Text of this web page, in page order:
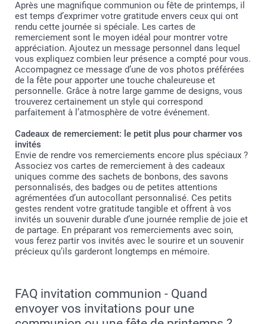
Après une magnifique communion ou fête de printemps, il
est temps d’exprimer votre gratitude envers ceux qui ont
rendu cette journée si spéciale. Les cartes de
remerciement sont le moyen idéal pour montrer votre
appréciation. Ajoutez un message personnel dans lequel
vous expliquez combien leur présence a compté pour vous.
Accompagnez ce message d’une de vos photos préférées
de la fête pour apporter une touche chaleureuse et
personnelle. Grâce à notre large gamme de designs, vous
trouverez certainement un style qui correspond
parfaitement à l’atmosphère de votre événement.
Cadeaux de remerciement: le petit plus pour charmer vos
invités
Envie de rendre vos remerciements encore plus spéciaux ?
Associez vos cartes de remerciement à des cadeaux
uniques comme des sachets de bonbons, des savons
personnalisés, des badges ou de petites attentions
agrémentées d’un autocollant personnalisé. Ces petits
gestes rendent votre gratitude tangible et offrent à vos
invités un souvenir durable d’une journée remplie de joie et
de partage. En préparant vos remerciements avec soin,
vous ferez partir vos invités avec le sourire et un souvenir
précieux qu’ils garderont longtemps en mémoire.
FAQ invitation communion - Quand
envoyer vos invitations pour une